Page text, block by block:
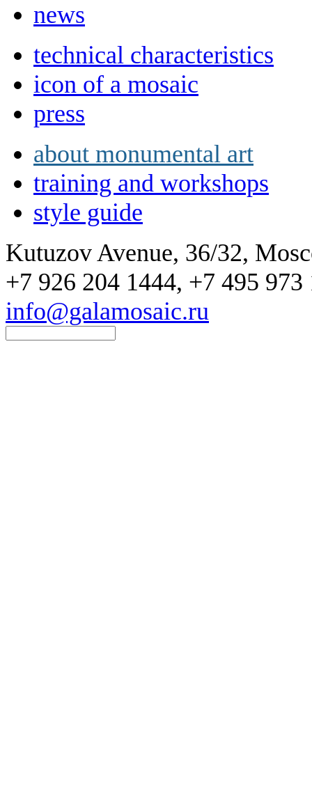
news
technical characteristics
icon of a mosaic
press
about monumental art
training and workshops
style guide
Kutuzov Avenue, 36/32,
+7 926 204 1444, +7 495 973
info@galamosaic.ru